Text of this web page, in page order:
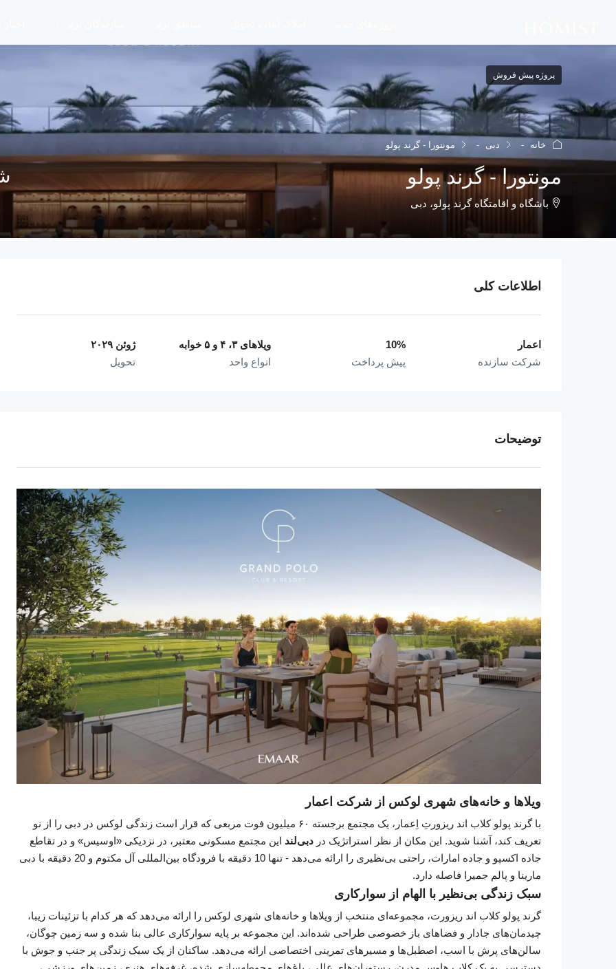
پروژه پیش فروش
خانه دبی مونتورا - گرند پولو
مونتورا - گرند پولو
باشگاه و اقامتگاه گرند پولو، دبی
اطلاعات کلی
اعمار
شرکت سازنده
10%
پیش پرداخت
ویلاهای ۳، ۴ و ۵ خوابه
انواع واحد
ژوئن ۲۰۲۹
تحویل
توضیحات
ویلاها و خانه‌های شهری لوکس از شرکت اعمار
با گرند پولو کلاب اند ریزورتِ اِعمار، یک مجتمع برجسته ۶۰ میلیون فوت مربعی که قرار است زندگی لوکس در دبی را از نو
تعریف کند، آشنا شوید. این مکان از نظر استراتژیک در دبی‌لند این مجتمع مسکونی معتبر، در نزدیکی «اوسیس» و در تقاطع
جاده اکسپو و جاده امارات، راحتی بی‌نظیری را ارائه می‌دهد - تنها 10 دقیقه با فرودگاه بین‌المللی آل مکتوم و 20 دقیقه با دبی
مارینا و پالم جمیرا فاصله دارد.
سبک زندگی بی‌نظیر با الهام از سوارکاری
گرند پولو کلاب اند ریزورت، مجموعه‌ای منتخب از ویلاها و خانه‌های شهری لوکس را ارائه می‌دهد که هر کدام با تزئینات زیبا،
چیدمان‌های جادار و فضاهای باز خصوصی طراحی شده‌اند. این مجموعه بر پایه سوارکاری عالی بنا شده و سه زمین چوگان،
سالن‌های پرش با اسب، اصطبل‌ها و مسیرهای تمرینی اختصاصی ارائه می‌دهد. ساکنان از یک سبک زندگی پر جنب و جوش با